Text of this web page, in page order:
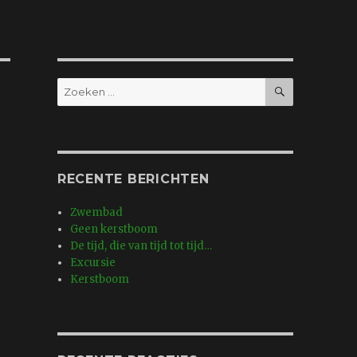
Zoeken
naar:
ZOEKEN
RECENTE BERICHTEN
Zwembad
Geen kerstboom
De tijd, die van tijd tot tijd…
Excursie
Kerstboom